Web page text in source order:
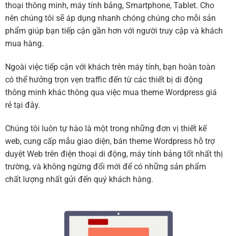
thoại thông minh, máy tính bảng, Smartphone, Tablet. Cho
nên chúng tôi sẽ áp dụng nhanh chóng chúng cho mỗi sản
phẩm giúp bạn tiếp cận gần hơn với người truy cập và khách
mua hàng.
Ngoài việc tiếp cận với khách trên máy tính, bạn hoàn toàn
có thể hưởng trọn vẹn traffic đến từ các thiết bị di động
thông minh khác thông qua việc mua theme Wordpress giá
rẻ tại đây.
Chúng tôi luôn tự hào là một trong những đơn vị thiết kế
web, cung cấp mẫu giao diện, bán theme Wordpress hỗ trợ
duyệt Web trên điện thoại di động, máy tính bảng tốt nhất thị
trường, và không ngừng đổi mới để có những sản phẩm
chất lượng nhất gửi đến quý khách hàng.